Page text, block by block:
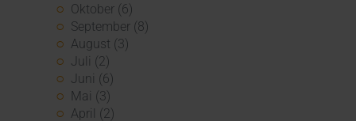
Oktober (6)
September (8)
August (3)
Juli (2)
Juni (6)
Mai (3)
April (2)